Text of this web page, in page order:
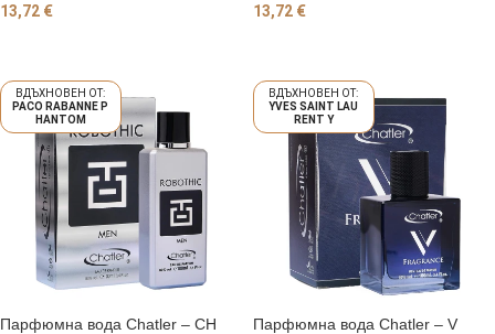
13,72 €
13,72 €
PACO RABANNE P
HANTOM
Парфюмна вода Chatler – CH
YVES SAINT LAU
RENT Y
Парфюмна вода Chatler – V